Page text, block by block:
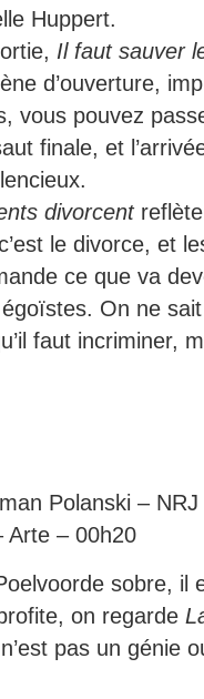
Huppert.
Il faut sauver
d’ouverture,
vous pouvez
finale, et
divorcentreflète
le divorce, et
ce que va
On ne
faut incriminer,
Polanski –
Arte – 00h20
sobre, il
on regarde
pas un génie